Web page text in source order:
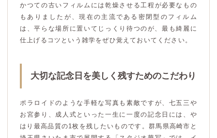
かつての古いフィルムには乾燥させる工程が必要なもの
もありましたが、現在の主流である密閉型のフィルム
は、平らな場所に置いてじっくり待つのが、最も綺麗に
仕上げるコツという雑学をぜひ覚えておいてください。
大切な記念日を美しく残すためのこだわり
ポラロイドのような手軽な写真も素敵ですが、七五三や
お宮参り、成人式といった一生に一度の記念日には、や
はり最高品質の1枚を残したいものです。群馬県高崎市と